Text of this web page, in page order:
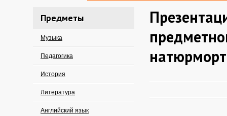
Предметы
Музыка
Педагогика
История
Литература
Английский язык
натюрморт